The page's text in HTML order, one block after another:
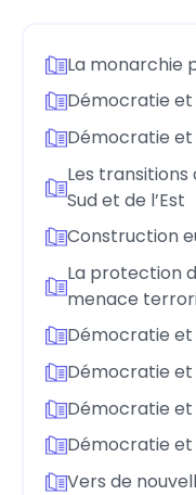
La monarchie
Démocratie
Démocratie
Les
Sud et de l’Est
Construction
La protection
menace
Démocratie et
Démocratie
Démocratie
Démocratie et
Vers de